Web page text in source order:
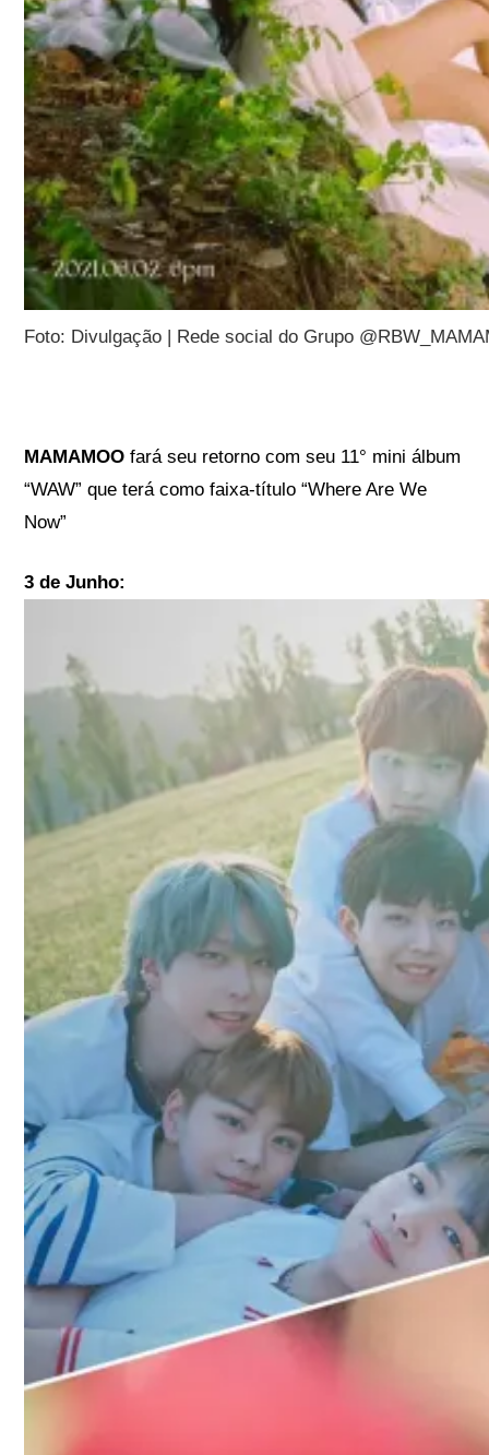
Foto: Divulgação | Rede social do Grupo
MAMAMOO fará seu retorno com seu 11° mini álbum
“WAW” que terá como faixa-título “Where Are We
Now”
3 de Junho: